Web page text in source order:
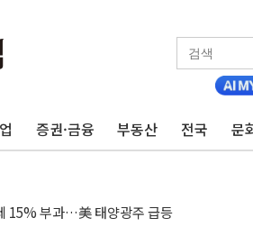
증권·금융 부동산 전국 문
미군 실종자 7359명 끝까지 찾겠다"
달리 워시엔 톤 낮춰
년 밑거름…수도권 집중 완화 전환점"
2차 회의' 주재… "전폭적 공급 확대·속도전